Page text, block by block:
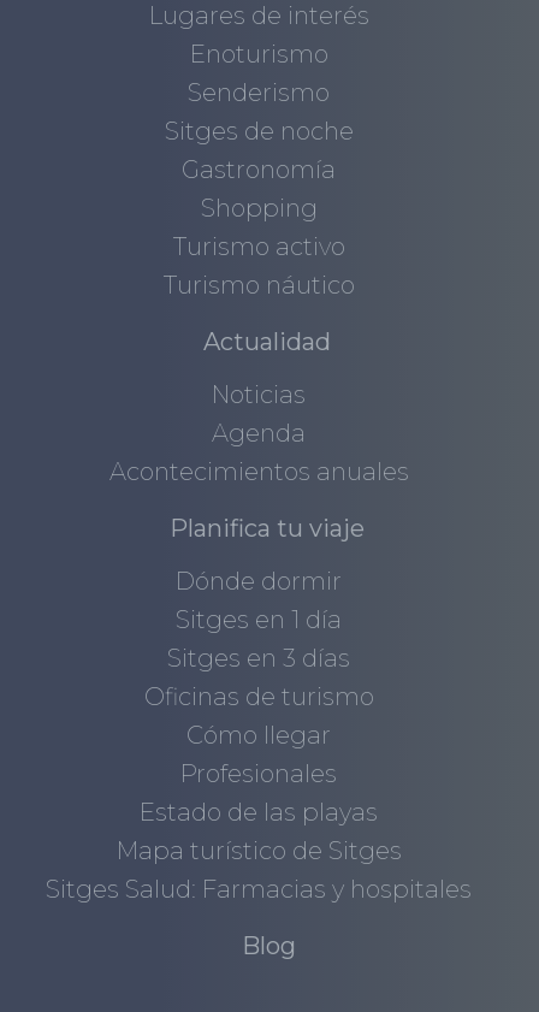
Lugares de interés
Enoturismo
Senderismo
Sitges de noche
Gastronomía
Shopping
Turismo activo
Turismo náutico
Actualidad
Noticias
Agenda
Acontecimientos anuales
Planifica tu viaje
Dónde dormir
Sitges en 1 día
Sitges en 3 días
Oficinas de turismo
Cómo llegar
Profesionales
Estado de las playas
Mapa turístico de Sitges
Sitges Salud: Farmacias y hospitales
Blog